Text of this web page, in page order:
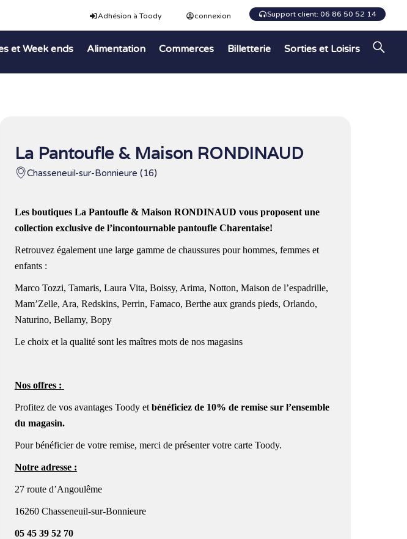
Adhésion à Toody connexion Support client: 06 86 50 52 14
et Week ends Alimentation Commerces Billetterie Sorties et Loisirs
La Pantoufle & Maison RONDINAUD
Chasseneuil-sur-Bonnieure (16)
Les boutiques La Pantoufle & Maison RONDINAUD vous proposent une
collection exclusive de l’incontournable pantoufle Charentaise!​
Retrouvez également une large gamme de chaussures pour hommes, femmes et
enfants :
Marco Tozzi, Tamaris, Laura Vita, Boissy, Arima, Notton, Maison de l’espadrille,
Mam’Zelle, Ara, Redskins, Perrin, Famaco, Berthe aux grands pieds, Orlando,
Naturino, Bellamy, Bopy
Le choix et la qualité sont les maîtres mots de nos magasins
Nos offres :
Profitez de vos avantages Toody etbénéficiez de 10% de remise sur l’ensemble
du magasin.
Pour bénéficier de votre remise, merci de présenter votre carte Toody.
Notre adresse :
27 route d’Angoulême
16260 Chasseneuil-sur-Bonnieure
05 45 39 52 70